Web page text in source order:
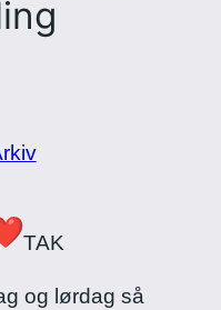
TAK
og lørdag så